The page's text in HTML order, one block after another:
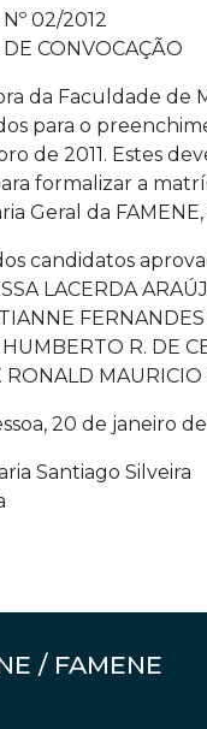
02/2012
CONVOCAÇÃO
da Faculdade de
para o
de 2011. Estes
formalizar a
Geral da
candidatos
LACERDA
R. DE
RONALD MAURICIO
20 de janeiro
Santiago Silveira
/ FAMENE